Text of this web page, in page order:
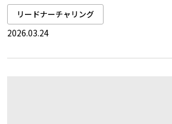
リードナーチャリング
2026.03.24